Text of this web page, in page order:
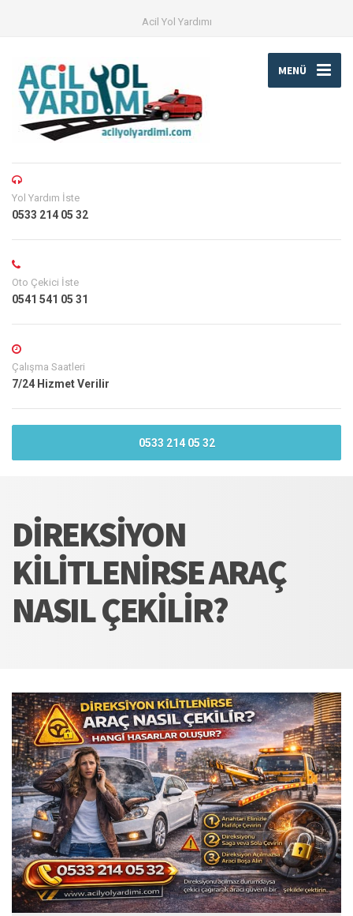
Acil Yol Yardımı
MENÜ
Yol Yardım İste
0533 214 05 32
Oto Çekici İste
0541 541 05 31
Çalışma Saatleri
7/24 Hizmet Verilir
0533 214 05 32
DIREKSIYON
KILITLENIRSE ARAÇ
NASIL ÇEKILIR?